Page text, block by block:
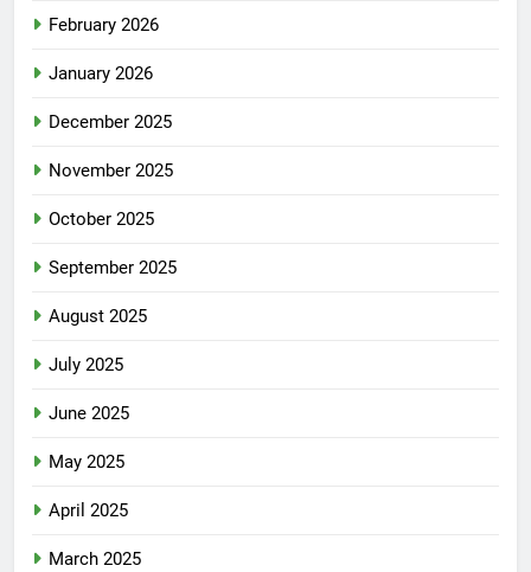
February 2026
January 2026
December 2025
November 2025
October 2025
September 2025
August 2025
July 2025
June 2025
May 2025
April 2025
March 2025